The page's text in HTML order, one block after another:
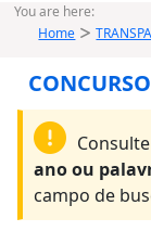
You are here:
Home
ano ou
campo de